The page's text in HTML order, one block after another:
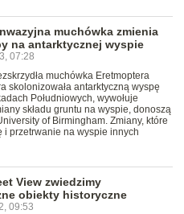
muchówka zmienia
na antarktycznej wyspie
07:28
muchówka Eretmoptera
skolonizowała antarktyczną wyspę
Południowych, wywołuje
składu gruntu na wyspie, donoszą
of Birmingham. Zmiany, które
i przetrwanie na wyspie innych
View zwiedzimy
obiekty historyczne
09:53